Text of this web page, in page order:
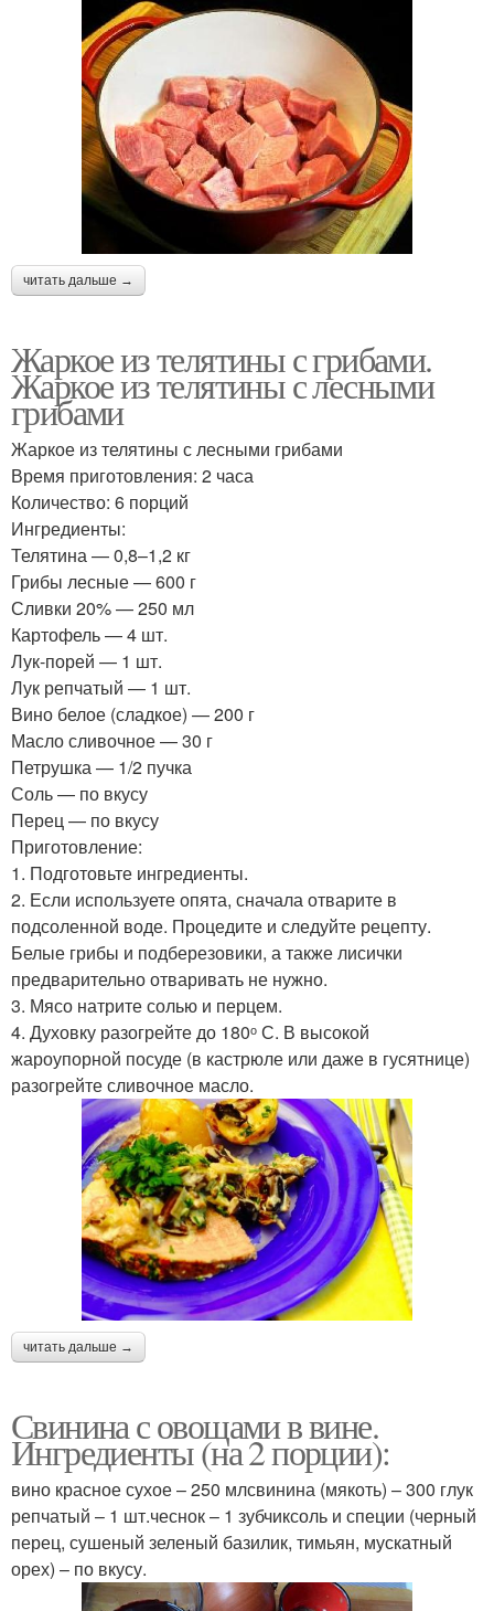
читать дальше →
Жаркое из телятины с грибами.
Жаркое из телятины с лесными
грибами
Жаркое из телятины с лесными грибами
Время приготовления: 2 часа
Количество: 6 порций
Ингредиенты:
Телятина — 0,8–1,2 кг
Грибы лесные — 600 г
Сливки 20% — 250 мл
Картофель — 4 шт.
Лук-порей — 1 шт.
Лук репчатый — 1 шт.
Вино белое (сладкое) — 200 г
Масло сливочное — 30 г
Петрушка — 1/2 пучка
Соль — по вкусу
Перец — по вкусу
Приготовление:
1. Подготовьте ингредиенты.
2. Если используете опята, сначала отварите в
подсоленной воде. Процедите и следуйте рецепту.
Белые грибы и подберезовики, а также лисички
предварительно отваривать не нужно.
3. Мясо натрите солью и перцем.
4. Духовку разогрейте до 180ᵒ С. В высокой
жароупорной посуде (в кастрюле или даже в гусятнице)
разогрейте сливочное масло.
читать дальше →
Свинина с овощами в вине.
Ингредиенты (на 2 порции):
вино красное сухое – 250 млсвинина (мякоть) – 300 глук
репчатый – 1 шт.чеснок – 1 зубчиксоль и специи (черный
перец, сушеный зеленый базилик, тимьян, мускатный
орех) – по вкусу.